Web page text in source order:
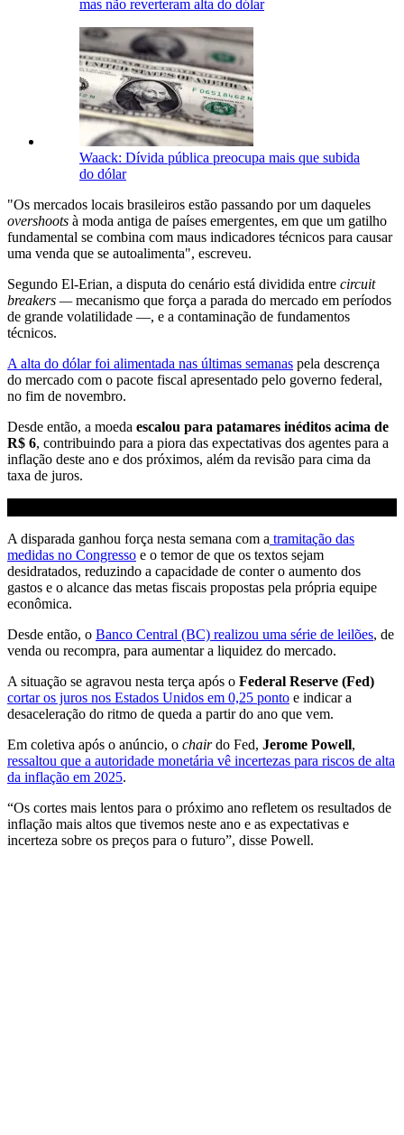
mas não reverteram alta do dólar
Waack: Dívida pública preocupa mais que subida
do dólar
"Os mercados locais brasileiros estão passando por um daqueles
overshoots à moda antiga de países emergentes, em que um gatilho
fundamental se combina com maus indicadores técnicos para causar
uma venda que se autoalimenta", escreveu.
Segundo El-Erian, a disputa do cenário está dividida entre circuit
breakers —mecanismo que força a parada do mercado em períodos
de grande volatilidade —, e a contaminação de fundamentos
técnicos.
A alta do dólar foi alimentada nas últimas semanas pela descrença
do mercado com o pacote fiscal apresentado pelo governo federal,
no fim de novembro.
Desde então, a moeda escalou para patamares inéditos acima de
R$ 6, contribuindo para a piora das expectativas dos agentes para a
inflação deste ano e dos próximos, além da revisão para cima da
taxa de juros.
A disparada ganhou força nesta semana com a tramitação das
medidas no Congresso e o temor de que os textos sejam
desidratados, reduzindo a capacidade de conter o aumento dos
gastos e o alcance das metas fiscais propostas pela própria equipe
econômica.
Desde então, o Banco Central (BC) realizou uma série de leilões, de
venda ou recompra, para aumentar a liquidez do mercado.
A situação se agravou nesta terça após o Federal Reserve (Fed)
cortar os juros nos Estados Unidos em 0,25 ponto e indicar a
desaceleração do ritmo de queda a partir do ano que vem.
Em coletiva após o anúncio, o chairdo Fed, Jerome Powell,
ressaltou que a autoridade monetária vê incertezas para riscos de alta
da inflação em 2025.
“Os cortes mais lentos para o próximo ano refletem os resultados de
inflação mais altos que tivemos neste ano e as expectativas e
incerteza sobre os preços para o futuro”, disse Powell.